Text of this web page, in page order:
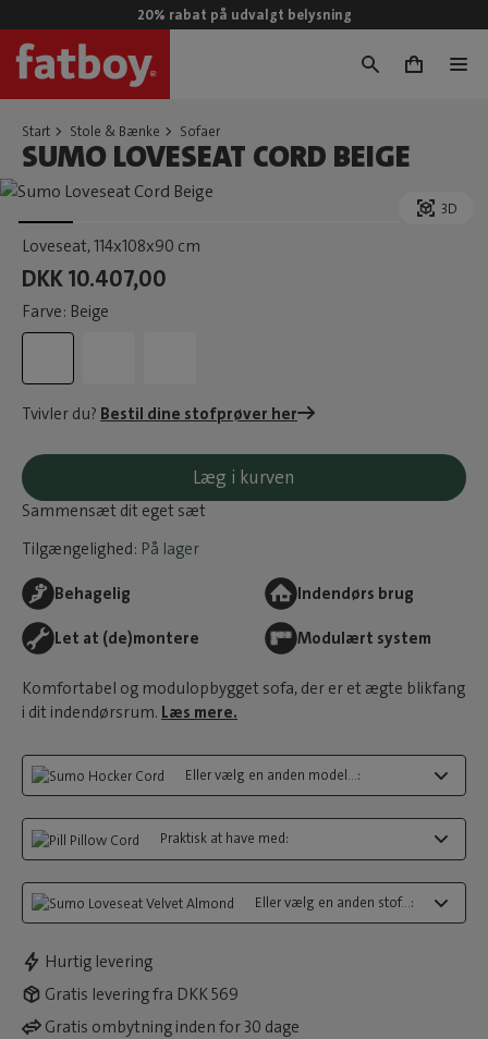
20% rabat på udvalgt belysning
0
Start Stole & Bænke Sofaer
SUMO LOVESEAT CORD BEIGE
3D
Loveseat, 114x108x90 cm
DKK 10.407,00
Farve: Beige
Tvivler du? Bestil dine stofprøver her
Læg i kurven
Sammensæt dit eget sæt
Tilgængelighed: På lager
Behagelig Indendørs brug
Let at (de)montere Modulært system
Komfortabel og modulopbygget sofa, der er et ægte blikfang
i dit indendørsrum. Læs mere.
Eller vælg en anden model...:
Praktisk at have med:
Eller vælg en anden stof...:
Hurtig levering
Gratis levering fra DKK 569
Gratis ombytning inden for 30 dage